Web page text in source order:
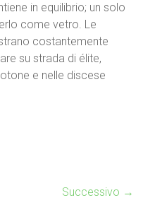
in equilibrio; un solo
come vetro. Le
costantemente
su strada di élite,
e nelle discese
Successivo →